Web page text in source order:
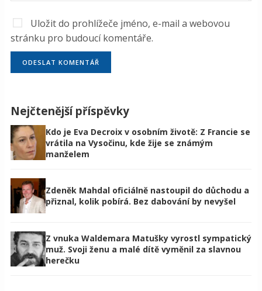
Uložit do prohlížeče jméno, e-mail a webovou
stránku pro budoucí komentáře.
Nejčtenější příspěvky
Kdo je Eva Decroix v osobním životě: Z Francie se
vrátila na Vysočinu, kde žije se známým
manželem
Zdeněk Mahdal oficiálně nastoupil do důchodu a
přiznal, kolik pobírá. Bez dabování by nevyšel
Z vnuka Waldemara Matušky vyrostl sympatický
muž. Svoji ženu a malé dítě vyměnil za slavnou
herečku